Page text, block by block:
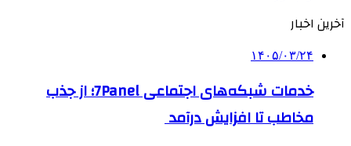
آخرین اخبار
۱۴۰۵/۰۳/۲۴
خدمات شبکه‌های اجتماعی 7Panel؛ از جذب
مخاطب تا افزایش درآمد